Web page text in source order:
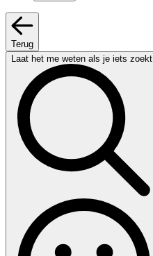
Terug
Laat het me weten als je iets zoekt